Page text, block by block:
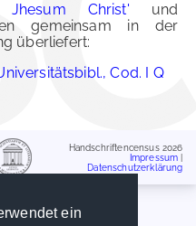
ein
Christ' und
gemeinsam in der
überliefert:
Cod. I Q
Handschriftencensus 2026
Impressum
Datenschutzerklärung